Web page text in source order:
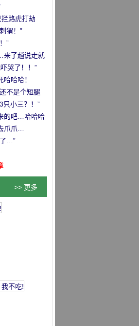
路虎打劫
猬！”
”
来了趟说走就
哭了！！”
哈哈！
不是个短腿
只小三？！”
的吧…哈哈哈
爪爪…
…”
>> 更多